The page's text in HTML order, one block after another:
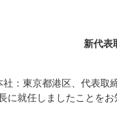
新代表
社：東京都港区、代表
に就任しましたことを